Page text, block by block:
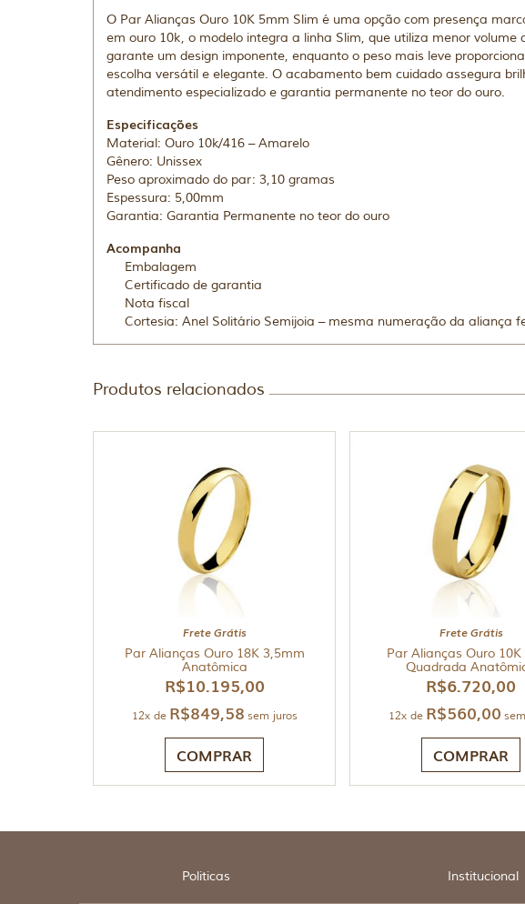
O Par Alianças Ouro 10K 5mm Slim é uma opção com presença
em ouro 10k, o modelo integra a linha Slim, que utiliza menor
garante um design imponente, enquanto o peso mais leve
escolha versátil e elegante. O acabamento bem cuidado assegura
atendimento especializado e garantia permanente no teor do ouro.
Especificações
Material: Ouro 10k/416 – Amarelo
Gênero: Unissex
Peso aproximado do par: 3,10 gramas
Espessura: 5,00mm
Garantia: Garantia Permanente no teor do ouro
Acompanha
Embalagem
Certificado de garantia
Nota fiscal
Cortesia: Anel Solitário Semijoia – mesma numeração da aliança
Produtos relacionados
Frete Grátis
Par Alianças Ouro 18K 3,5mm
Anatômica
R$10.195,00
12x de R$849,58 sem juros
COMPRAR
Frete Grátis
Par Alianças Ouro
Quadrada
R$6.720,00
12x de R$560,00
COMPRAR
Politicas Institucional